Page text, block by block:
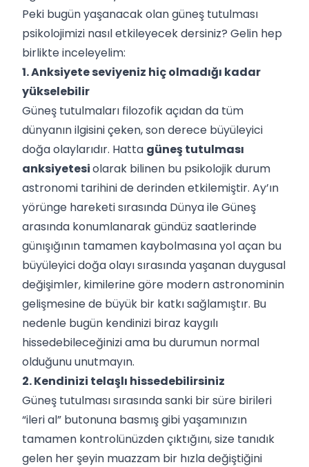
Peki bugün yaşanacak olan güneş tutulması
psikolojimizi nasıl etkileyecek dersiniz? Gelin hep
birlikte inceleyelim:
1. Anksiyete seviyeniz hiç olmadığı kadar
yükselebilir
Güneş tutulmaları filozofik açıdan da tüm
dünyanın ilgisini çeken, son derece büyüleyici
doğa olaylarıdır. Hatta güneş tutulması
anksiyetesiolarak bilinen bu psikolojik durum
astronomi tarihini de derinden etkilemiştir. Ay’ın
yörünge hareketi sırasında Dünya ile Güneş
arasında konumlanarak gündüz saatlerinde
günışığının tamamen kaybolmasına yol açan bu
büyüleyici doğa olayı sırasında yaşanan duygusal
değişimler, kimilerine göre modern astronominin
gelişmesine de büyük bir katkı sağlamıştır. Bu
nedenle bugün kendinizi biraz kaygılı
hissedebileceğinizi ama bu durumun normal
olduğunu unutmayın.
2. Kendinizi telaşlı hissedebilirsiniz
Güneş tutulması sırasında sanki bir süre birileri
“ileri al” butonuna basmış gibi yaşamınızın
tamamen kontrolünüzden çıktığını, size tanıdık
gelen her şeyin muazzam bir hızla değiştiğini